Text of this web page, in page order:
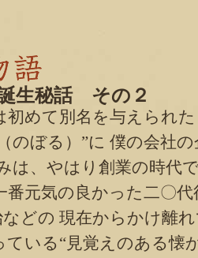
生秘話 その２
めて別名を与えられ
のぼる）”に 僕の会社
は、やはり創業の時代
番元気の良かった二〇
どの 現在からかけ離
いる“見覚えのある懐